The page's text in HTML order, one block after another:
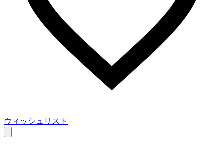
ウィッシュリスト